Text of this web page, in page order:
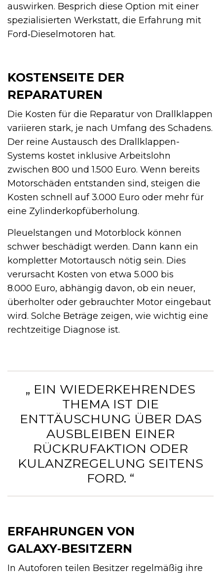
auswirken. Besprich diese Option mit einer
spezialisierten Werkstatt, die Erfahrung mit
Ford‑Dieselmotoren hat.
KOSTENSEITE DER
REPARATUREN
Die Kosten für die Reparatur von Drallklappen
variieren stark, je nach Umfang des Schadens.
Der reine Austausch des Drallklappen-
Systems kostet inklusive Arbeitslohn
zwischen 800 und 1.500 Euro. Wenn bereits
Motorschäden entstanden sind, steigen die
Kosten schnell auf 3.000 Euro oder mehr für
eine Zylinderkopfüberholung.
Pleuelstangen und Motorblock können
schwer beschädigt werden. Dann kann ein
kompletter Motortausch nötig sein. Dies
verursacht Kosten von etwa 5.000 bis
8.000 Euro, abhängig davon, ob ein neuer,
überholter oder gebrauchter Motor eingebaut
wird. Solche Beträge zeigen, wie wichtig eine
rechtzeitige Diagnose ist.
„ EIN WIEDERKEHRENDES
THEMA IST DIE
ENTTÄUSCHUNG ÜBER DAS
AUSBLEIBEN EINER
RÜCKRUFAKTION ODER
KULANZREGELUNG SEITENS
FORD. “
ERFAHRUNGEN VON
GALAXY‑BESITZERN
In Autoforen teilen Besitzer regelmäßig ihre